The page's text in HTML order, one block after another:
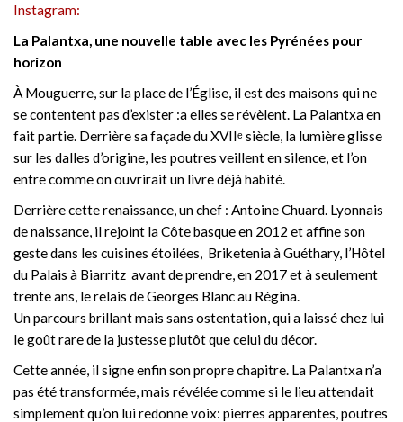
Instagram:
La Palantxa, une nouvelle table avec les Pyrénées pour
horizon
À Mouguerre, sur la place de l’Église, il est des maisons qui ne
se contentent pas d’exister :a elles se révèlent. La Palantxa en
fait partie. Derrière sa façade du XVIIᵉ siècle, la lumière glisse
sur les dalles d’origine, les poutres veillent en silence, et l’on
entre comme on ouvrirait un livre déjà habité.
Derrière cette renaissance, un chef : Antoine Chuard. Lyonnais
de naissance, il rejoint la Côte basque en 2012 et affine son
geste dans les cuisines étoilées, Briketenia à Guéthary, l’Hôtel
du Palais à Biarritz avant de prendre, en 2017 et à seulement
trente ans, le relais de Georges Blanc au Régina.
Un parcours brillant mais sans ostentation, qui a laissé chez lui
le goût rare de la justesse plutôt que celui du décor.
Cette année, il signe enfin son propre chapitre. La Palantxa n’a
pas été transformée, mais révélée comme si le lieu attendait
simplement qu’on lui redonne voix: pierres apparentes, poutres